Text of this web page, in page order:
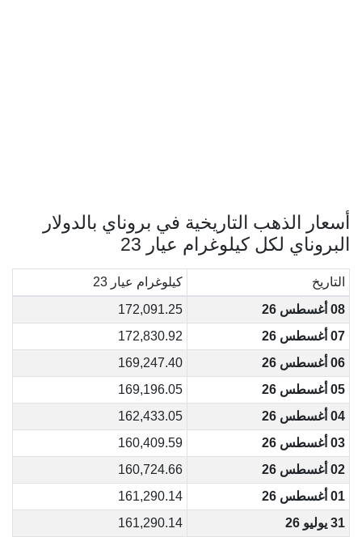
أسعار الذهب التاريخية في بروناي بالدولار
البروناي لكل كيلوغرام عيار 23
التاريخ
كيلوغرام عيار 23
08 أغسطس 26
172,091.25
07 أغسطس 26
172,830.92
06 أغسطس 26
169,247.40
05 أغسطس 26
169,196.05
04 أغسطس 26
162,433.05
03 أغسطس 26
160,409.59
02 أغسطس 26
160,724.66
01 أغسطس 26
161,290.14
31 يوليو 26
161,290.14